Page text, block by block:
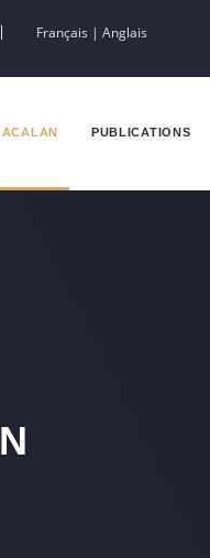
Français | Anglais
ACALAN PUBLICATIONS